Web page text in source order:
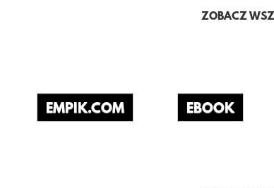
ZOBACZ
EMPIK.COM EBOOK